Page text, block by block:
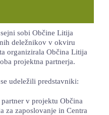
sobi Občine Litija
deležnikov v okviru
organizirala Občina Litija
projektna partnerja.
udeležili predstavniki:
v projektu Občina
za zaposlovanje in Centra